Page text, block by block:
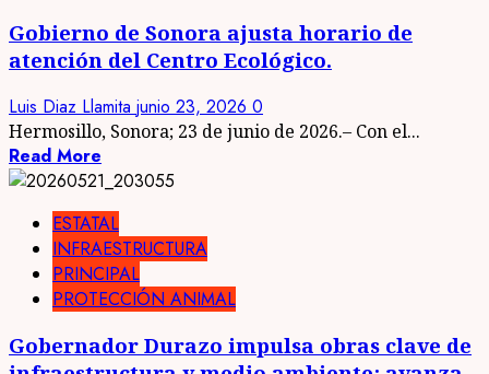
Gobierno de Sonora ajusta horario de
atención del Centro Ecológico.
Luis Diaz Llamita junio 23, 2026 0
Hermosillo, Sonora; 23 de junio de 2026.– Con el...
Read More
ESTATAL
INFRAESTRUCTURA
PRINCIPAL
PROTECCIÓN ANIMAL
Gobernador Durazo impulsa obras clave de